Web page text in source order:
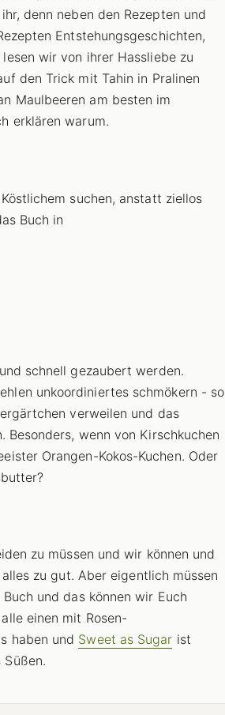
denn neben den Rezepten und
Entstehungsgeschichten,
wir von ihrer Hassliebe zu
den Trick mit Tahin in Pralinen
Maulbeeren am besten im
erklären warum.
suchen, anstatt ziellos
Buch in
schnell gezaubert werden.
unkoordiniertes schmökern - so
verweilen und das
wenn von Kirschkuchen
Orangen-Kokos-Kuchen. Oder
zu müssen und wir können und
zu gut. Aber eigentlich müssen
und das können wir Euch
einen mit Rosen-
haben und Sweet as Sugar ist